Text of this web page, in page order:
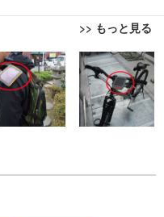
>> もっと見る
ア 椅子 テレワーク 疲れな
スト コンパクト 約105度ロッ
度回転 座面昇降 強化ナイロ
ッシュ 在宅ワーク H-WY01
ない ブラック
ミアムモニター | FlexScan
UHD・USB Type-C・ホワ
ットシーツ 薄型 レギュラー 1
イト 300枚
面:ライトブルー)